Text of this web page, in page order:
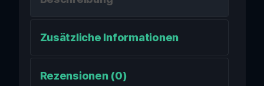
Zusätzliche Informationen
Rezensionen (0)